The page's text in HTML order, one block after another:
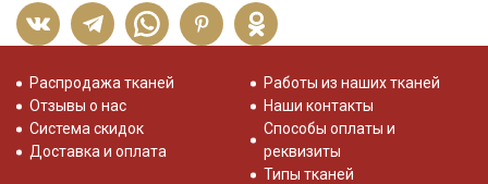
Распродажа тканей
Отзывы о нас
Система скидок
Доставка и оплата
Работы из наших тканей
Наши контакты
Способы оплаты и
реквизиты
Типы тканей